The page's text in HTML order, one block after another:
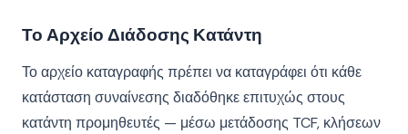
Το Αρχείο Διάδοσης Κατάντη
Το αρχείο καταγραφής πρέπει να καταγράφει ότι κάθε
κατάσταση συναίνεσης διαδόθηκε επιτυχώς στους
κατάντη προμηθευτές — μέσω μετάδοσης TCF, κλήσεων